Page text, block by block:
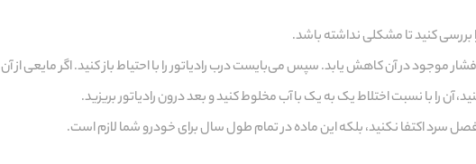
کنید تا مشکلی نداشته باشد.
موجود در آن کاهش یابد. سپس می‌بایست درب رادیاتور را با احتیاط باز کنید. اگر مایعی
آن را با نسبت اختلاط یک به یک با آب مخلوط کنید و بعد درون رادیاتور بریزید.
فصل سرد اکتفا نکنید، بلکه این ماده در تمام طول سال برای خودرو شما لازم است.